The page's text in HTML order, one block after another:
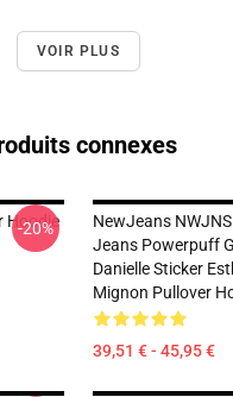
VOIR PLUS
connexes
Hoodie
-20%
NewJeans
Jeans Powerpuff
Danielle Sticker
Mignon Pullover
39,51 € - 45,95 €